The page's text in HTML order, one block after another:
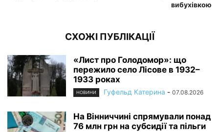
вибухівкою
СХОЖІ ПУБЛІКАЦІЇ
«Лист про Голодомор»: що
пережило село Лісове в 1932–
1933 роках
НОВИНИ Гуфельд Катерина - 07.08.2026
На Вінниччині спрямували понад
76 млн грн на субсидії та пільги